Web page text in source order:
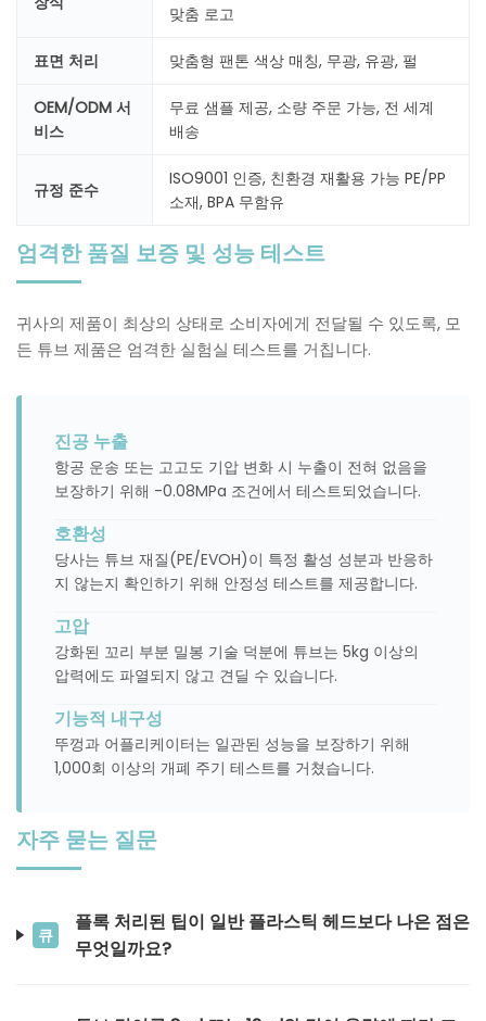
맞춤 로고
표면 처리 맞춤형 팬톤 색상 매칭, 무광, 유광, 펄
OEM/ODM 서
비스
무료 샘플 제공, 소량 주문 가능, 전 세계
배송
규정 준수
ISO9001 인증, 친환경 재활용 가능 PE/PP
소재, BPA 무함유
엄격한 품질 보증 및 성능 테스트
귀사의 제품이 최상의 상태로 소비자에게 전달될 수 있도록, 모
든 튜브 제품은 엄격한 실험실 테스트를 거칩니다.
진공 누출
항공 운송 또는 고고도 기압 변화 시 누출이 전혀 없음을
보장하기 위해 -0.08MPa 조건에서 테스트되었습니다.
호환성
당사는 튜브 재질(PE/EVOH)이 특정 활성 성분과 반응하
지 않는지 확인하기 위해 안정성 테스트를 제공합니다.
고압
강화된 꼬리 부분 밀봉 기술 덕분에 튜브는 5kg 이상의
압력에도 파열되지 않고 견딜 수 있습니다.
기능적 내구성
뚜껑과 어플리케이터는 일관된 성능을 보장하기 위해
1,000회 이상의 개폐 주기 테스트를 거쳤습니다.
자주 묻는 질문
큐
플록 처리된 팁이 일반 플라스틱 헤드보다 나은 점은
무엇일까요?